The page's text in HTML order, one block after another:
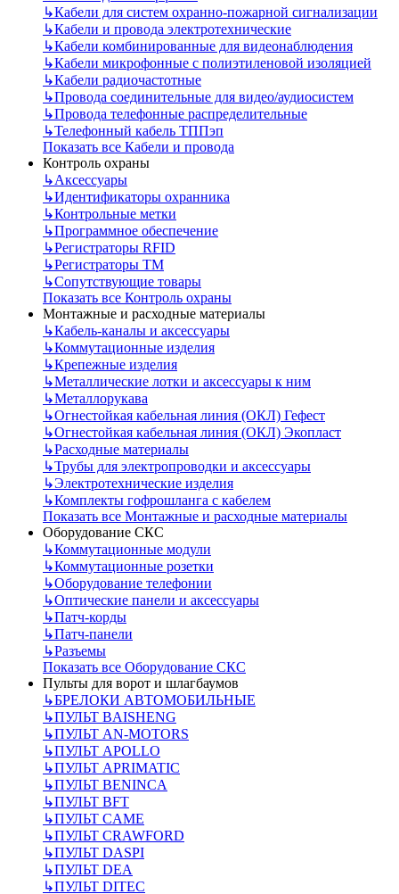
↳Кабели для систем охранно-пожарной сигнализации
↳Кабели и провода электротехнические
↳Кабели комбинированные для видеонаблюдения
↳Кабели микрофонные с полиэтиленовой изоляцией
↳Кабели радиочастотные
↳Провода соединительные для видео/аудиосистем
↳Провода телефонные распределительные
↳Телефонный кабель ТППэп
Показать все Кабели и провода
Контроль охраны
↳Аксессуары
↳Идентификаторы охранника
↳Контрольные метки
↳Программное обеспечение
↳Регистраторы RFID
↳Регистраторы ТМ
↳Сопутствующие товары
Показать все Контроль охраны
Монтажные и расходные материалы
↳Кабель-каналы и аксессуары
↳Коммутационные изделия
↳Крепежные изделия
↳Металлические лотки и аксессуары к ним
↳Металлорукава
↳Огнестойкая кабельная линия (ОКЛ) Гефест
↳Огнестойкая кабельная линия (ОКЛ) Экопласт
↳Расходные материалы
↳Трубы для электропроводки и аксессуары
↳Электротехнические изделия
↳Комплекты гофрошланга с кабелем
Показать все Монтажные и расходные материалы
Оборудование СКС
↳Коммутационные модули
↳Коммутационные розетки
↳Оборудование телефонии
↳Оптические панели и аксессуары
↳Патч-корды
↳Патч-панели
↳Разъемы
Показать все Оборудование СКС
Пульты для ворот и шлагбаумов
↳БРЕЛОКИ АВТОМОБИЛЬНЫЕ
↳ПУЛЬТ BAISHENG
↳ПУЛЬТ AN-MOTORS
↳ПУЛЬТ APOLLO
↳ПУЛЬТ APRIMATIC
↳ПУЛЬТ BENINCA
↳ПУЛЬТ BFT
↳ПУЛЬТ CAME
↳ПУЛЬТ CRAWFORD
↳ПУЛЬТ DASPI
↳ПУЛЬТ DEA
↳ПУЛЬТ DITEC